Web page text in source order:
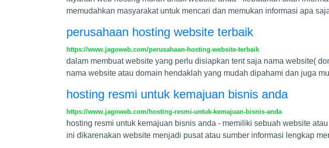
memudahkan masyarakat untuk mencari dan memukan informasi apa
perusahaan hosting website terbaik
https://www.jagoweb.com/perusahaan-hosting-website-terbaik
dalam membuat website yang perlu disiapkan tent saja nama website(
nama website atau domain hendaklah yang mudah dipahami dan juga
hosting resmi untuk kemajuan bisnis anda
https://www.jagoweb.com/hosting-resmi-untuk-kemajuan-bisnis-anda
hosting resmi untuk kemajuan bisnis anda - memiliki sebuah website
ini dikarenakan website menjadi pusat atau sumber informasi lengkap